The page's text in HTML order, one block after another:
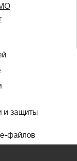
и защиты
файлов